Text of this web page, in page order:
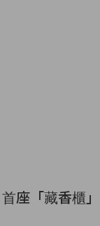
座「藏香櫃」